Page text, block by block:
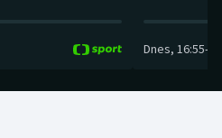
Dnes, 16:55-